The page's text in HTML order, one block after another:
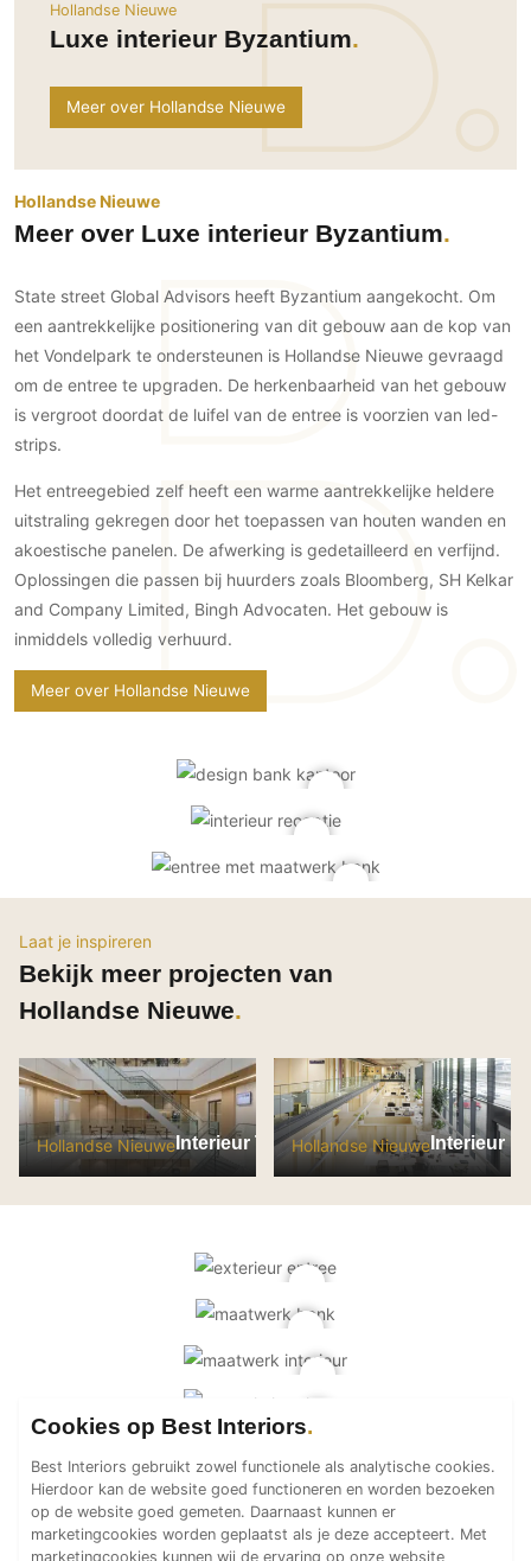
Woondecoratie
Roomdividers
Glas
Interieurbouw
Trappen
Keuken
Keukens
Keukenapparatuur
Keukenbladen
Keukenaccessoires
Keukenkranen
Ramen en deuren
Binnendeuren
Aluminium deuren
Vloer
Vloeren
PVC vloeren
Gietvloeren
Houten vloeren
Behang / Wandtextiel
Natuursteen en keramiek
Leer
Schilderwerk
Stucwerk
Ramen
Buitendeuren
Glazen wandsystemen
Zonwering
Autolift
3D visualisaties
Gevel
Gevelbekleding
Gevelstenen
Houten gevelbekleding
Stucwerk
Schilderwerk buiten
Tuinmeubelen
Tuinverlichting
Omheining
Zwemmen
Zwembad en zwemvijver
Vloer
Houten buitenvloeren
Natuursteen en keramiek
buitenvloeren
Vlonders
Zonwering
Zonwering buiten
Kinderkamer
Serre/Veranda
Slaapkamer
Wellness
Werkkamer
Woonkamer
Buitenkijken
Bijgebouw / Poolhouse
Terrasoverkapping
Tuin
Villa
Zwembad
Zakelijk
Horeca
Hollandse Nieuwe
Luxe interieur Byzantium
Meer over Hollandse Nieuwe
Hollandse Nieuwe
Meer over Luxe interieur Byzantium
State street Global Advisors heeft Byzantium aangekocht. Om
een aantrekkelijke positionering van dit gebouw aan de kop van
het Vondelpark te ondersteunen is Hollandse Nieuwe gevraagd
om de entree te upgraden. De herkenbaarheid van het gebouw
is vergroot doordat de luifel van de entree is voorzien van led-
strips.
Het entreegebied zelf heeft een warme aantrekkelijke heldere
uitstraling gekregen door het toepassen van houten wanden en
akoestische panelen. De afwerking is gedetailleerd en verfijnd.
Oplossingen die passen bij huurders zoals Bloomberg, SH Kelkar
and Company Limited, Bingh Advocaten. Het gebouw is
inmiddels volledig verhuurd.
Meer over Hollandse Nieuwe
Laat je inspireren
Bekijk meer projecten van
Hollandse Nieuwe
Hollandse NieuweInterieur TNO LeidenHollandse NieuweInterieur
Cookies op Best Interiors
Best Interiors gebruikt zowel functionele als analytische cookies.
Hierdoor kan de website goed functioneren en worden bezoeken
op de website goed gemeten. Daarnaast kunnen er
marketingcookies worden geplaatst als je deze accepteert. Met
marketingcookies kunnen wij de ervaring op onze website